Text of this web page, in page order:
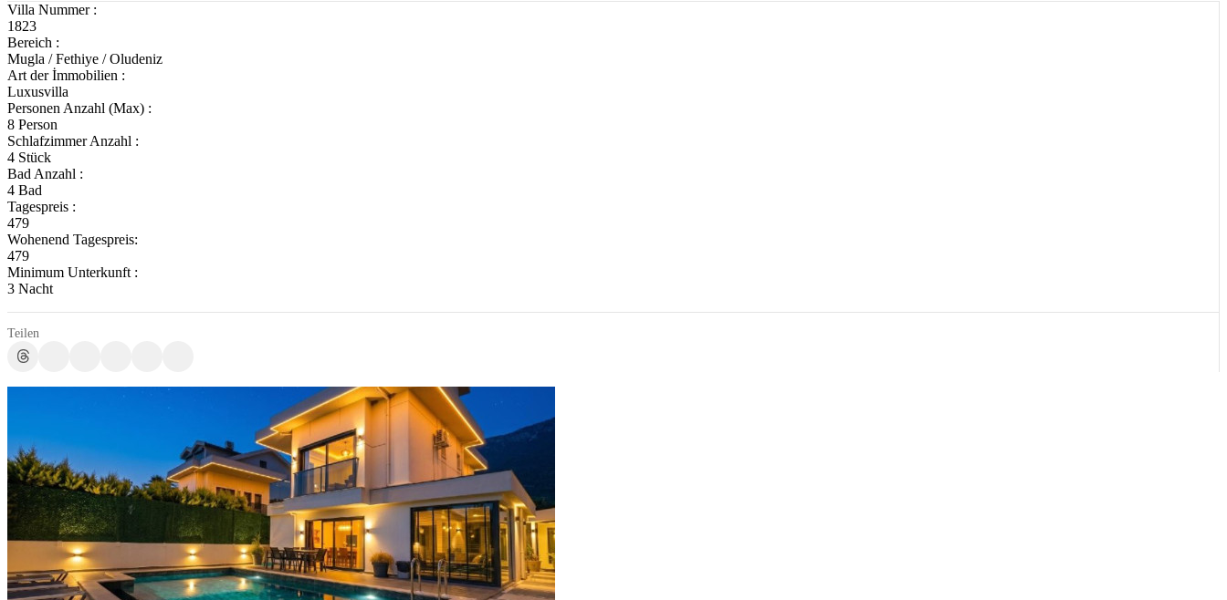
Villa Nummer :
1823
Bereich :
Mugla / Fethiye / Oludeniz
Art der İmmobilien :
Luxusvilla
Personen Anzahl (Max) :
8 Person
Schlafzimmer Anzahl :
4 Stück
Bad Anzahl :
4 Bad
Tagespreis :
479
Wohenend Tagespreis:
479
Minimum Unterkunft :
3 Nacht
Teilen